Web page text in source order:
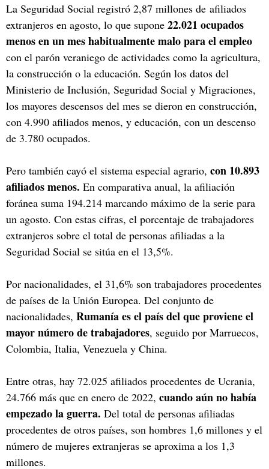
La Seguridad Social registró 2,87 millones de afiliados
extranjeros en agosto, lo que supone 22.021 ocupados
menos en un mes habitualmente malo para el empleo
con el parón veraniego de actividades como la agricultura,
la construcción o la educación. Según los datos del
Ministerio de Inclusión, Seguridad Social y Migraciones,
los mayores descensos del mes se dieron en construcción,
con 4.990 afiliados menos, y educación, con un descenso
de 3.780 ocupados.
Pero también cayó el sistema especial agrario, con 10.893
afiliados menos. En comparativa anual, la afiliación
foránea suma 194.214 marcando máximo de la serie para
un agosto. Con estas cifras, el porcentaje de trabajadores
extranjeros sobre el total de personas afiliadas a la
Seguridad Social se sitúa en el 13,5%.
Por nacionalidades, el 31,6% son trabajadores procedentes
de países de la Unión Europea. Del conjunto de
nacionalidades, Rumanía es el país del que proviene el
mayor número de trabajadores, seguido por Marruecos,
Colombia, Italia, Venezuela y China.
Entre otras, hay 72.025 afiliados procedentes de Ucrania,
24.766 más que en enero de 2022, cuando aún no había
empezado la guerra. Del total de personas afiliadas
procedentes de otros países, son hombres 1,6 millones y el
número de mujeres extranjeras se aproxima a los 1,3
millones.